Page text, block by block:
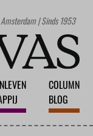
| Sinds 1953
COLUMN
BLOG